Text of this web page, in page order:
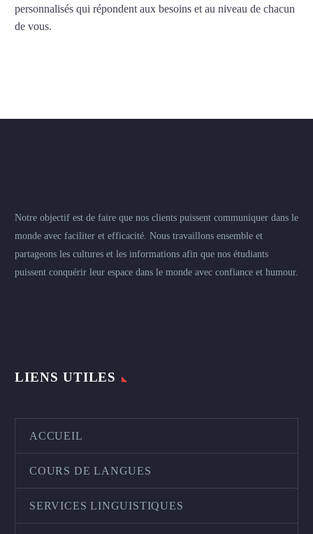
personnalisés qui répondent aux besoins et au niveau de chacun
de vous.
Notre objectif est de faire que nos clients puissent communiquer dans le
monde avec faciliter et efficacité. Nous travaillons ensemble et
partageons les cultures et les informations afin que nos étudiants
puissent conquérir leur espace dans le monde avec confiance et humour.
LIENS UTILES
ACCUEIL
COURS DE LANGUES
SERVICES LINGUISTIQUES